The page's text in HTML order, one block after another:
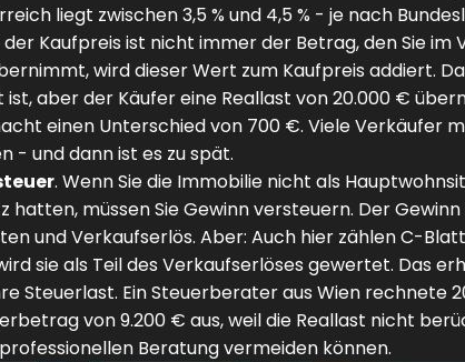
liegt zwischen 3,5 % und 4,5 % - je nach
der Kaufpreis ist nicht immer der Betrag, den Sie
wird dieser Wert zum Kaufpreis addiert.
aber der Käufer eine Reallast von 20.000 €
einen Unterschied von 700 €. Viele Verkäufer
- und dann ist es zu spät.
. Wenn Sie die Immobilie nicht als
hatten, müssen Sie Gewinn versteuern. Der
und Verkaufserlös. Aber: Auch hier zählen C-
sie als Teil des Verkaufserlöses gewertet. Das
Steuerlast. Ein Steuerberater aus Wien rechnete
von 9.200 € aus, weil die Reallast nicht
Beratung vermeiden können.